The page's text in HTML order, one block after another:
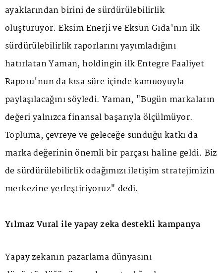
ayaklarından birini de sürdürülebilirlik
oluşturuyor. Eksim Enerji ve Eksun Gıda'nın ilk
sürdürülebilirlik raporlarını yayımladığını
hatırlatan Yaman, holdingin ilk Entegre Faaliyet
Raporu'nun da kısa süre içinde kamuoyuyla
paylaşılacağını söyledi. Yaman, "Bugün markaların
değeri yalnızca finansal başarıyla ölçülmüyor.
Topluma, çevreye ve geleceğe sunduğu katkı da
marka değerinin önemli bir parçası haline geldi. Biz
de sürdürülebilirlik odağımızı iletişim stratejimizin
merkezine yerleştiriyoruz" dedi.
Yılmaz Vural ile yapay zeka destekli kampanya
Yapay zekanın pazarlama dünyasını